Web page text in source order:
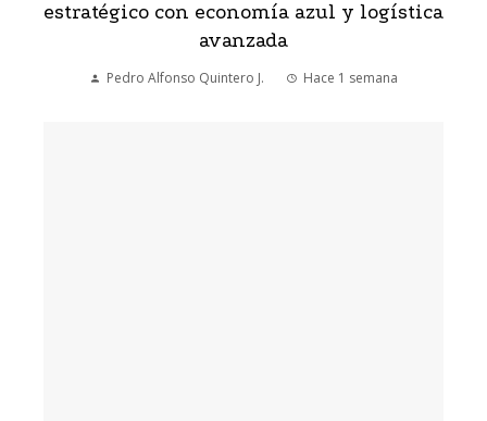
estratégico con economía azul y logística
avanzada
Pedro Alfonso Quintero J. Hace 1 semana